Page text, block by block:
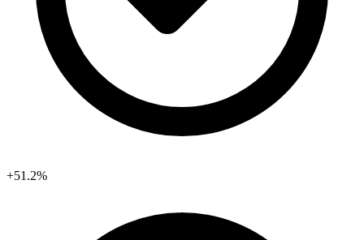
+51.2%